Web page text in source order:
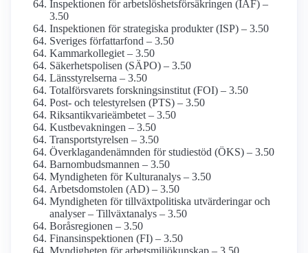
Inspektionen för arbetslöshets­försäkringen (IAF) –
3.50
Inspektionen för strategiska produkter (ISP) – 3.50
Sveriges författarfond – 3.50
Kammar­kollegiet – 3.50
Säkerhets­polisen (SÄPO) – 3.50
Länsstyrelserna – 3.50
Total­försvarets forsknings­institut (FOI) – 3.50
Post- och tele­styrelsen (PTS) – 3.50
Riksantikvarieämbetet – 3.50
Kust­bevakningen – 3.50
Transport­styrelsen – 3.50
Överklagande­nämnden för studiestöd (ÖKS) – 3.50
Barnombudsmannen – 3.50
Myndigheten för Kulturanalys – 3.50
Arbets­domstolen (AD) – 3.50
Myndigheten för tillväxt­politiska utvärderingar och
analyser – Tillväxtanalys – 3.50
Boråsregionen – 3.50
Finans­inspektionen (FI) – 3.50
Myndigheten för arbetsmiljö­kunskap – 3.50